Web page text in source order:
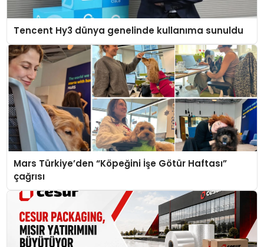
Tencent Hy3 dünya genelinde kullanıma sunuldu
Mars Türkiye’den “Köpeğini İşe Götür Haftası”
çağrısı